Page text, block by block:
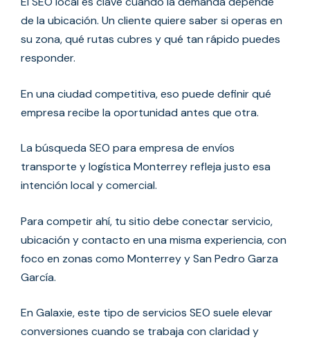
de la ubicación. Un cliente quiere saber si operas en
su zona, qué rutas cubres y qué tan rápido puedes
responder.
En una ciudad competitiva, eso puede definir qué
empresa recibe la oportunidad antes que otra.
La búsqueda SEO para empresa de envíos
transporte y logística Monterrey refleja justo esa
intención local y comercial.
Para competir ahí, tu sitio debe conectar servicio,
ubicación y contacto en una misma experiencia, con
foco en zonas como Monterrey y San Pedro Garza
García.
En Galaxie, este tipo de servicios SEO suele elevar
conversiones cuando se trabaja con claridad y